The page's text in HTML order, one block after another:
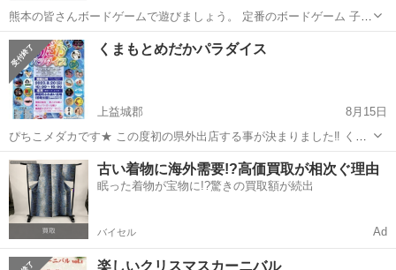
熊本の皆さんボードゲームで遊びましょう。 定番のボードゲーム 子供
でも遊べるボードゲーム ワイワイ多人数で遊べるボードゲーム 対象年
齢：小学生以上（中学生以下は保護者が同伴です。） 途中入退場は自
由です。 ...
熊本 上益城郡 地域/お祭り
くまもとめだかパラダイス
上益城郡
8月15日
ぴちこメダカです★ この度初の県外出店する事が決まりました‼︎ くま
もとめだかパラダイス 8月20日(日) 10時〜16時 御船町ふれあい広場(恐
竜公園) 県内外からいろんなメダカ屋さんが集結‼︎ 今回助っ人で...
熊本 上益城郡 地域/お祭り メダカ
古い着物に海外需要!?高価買取が相次ぐ理由
眠った着物が宝物に!?驚きの買取額が続出
バイセル Ad
楽しいクリスマスカーニバル